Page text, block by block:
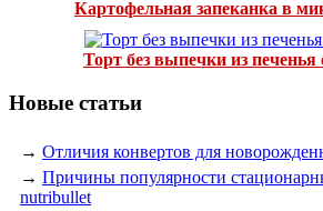
Картофельная запеканка в
Торт без выпечки из
Новые статьи
→ Отличия конвертов для
→ Причины популярности
nutribullet